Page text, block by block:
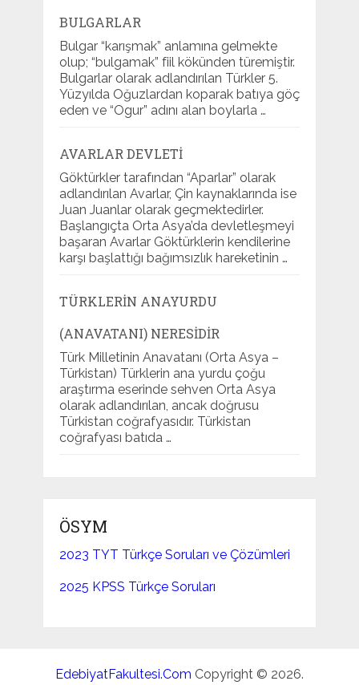
BULGARLAR
Bulgar “karışmak” anlamına gelmekte
olup; “bulgamak” fiil kökünden türemiştir.
Bulgarlar olarak adlandırılan Türkler 5.
Yüzyılda Oğuzlardan koparak batıya göç
eden ve “Ogur” adını alan boylarla …
AVARLAR DEVLETI
Göktürkler tarafından “Aparlar” olarak
adlandırılan Avarlar, Çin kaynaklarında ise
Juan Juanlar olarak geçmektedirler.
Başlangıçta Orta Asya’da devletleşmeyi
başaran Avarlar Göktürklerin kendilerine
karşı başlattığı bağımsızlık hareketinin …
TÜRKLERIN ANAYURDU
(ANAVATANI) NERESIDIR
Türk Milletinin Anavatanı (Orta Asya –
Türkistan) Türklerin ana yurdu çoğu
araştırma eserinde sehven Orta Asya
olarak adlandırılan, ancak doğrusu
Türkistan coğrafyasıdır. Türkistan
coğrafyası batıda …
ÖSYM
2023 TYT Türkçe Soruları ve Çözümleri
2025 KPSS Türkçe Soruları
EdebiyatFakultesi.Com Copyright © 2026.